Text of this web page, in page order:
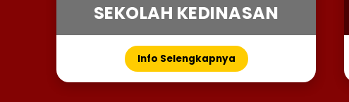
SEKOLAH KEDINASAN
Info Selengkapnya